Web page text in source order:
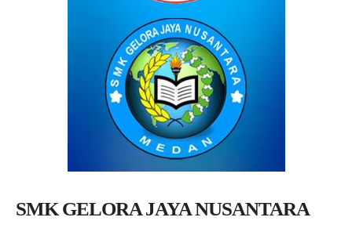
SMK GELORA JAYA NUSANTARA